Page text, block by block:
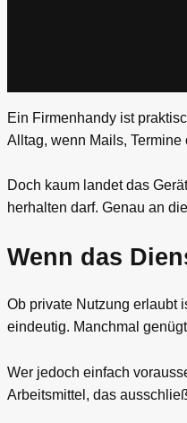
Ein Firmenhandy ist
Alltag, wenn Mails,
Doch kaum landet das
herhalten darf. Genau an
Wenn das
Ob private Nutzung erlaubt
eindeutig. Manchmal
Wer jedoch einfach
Arbeitsmittel, das